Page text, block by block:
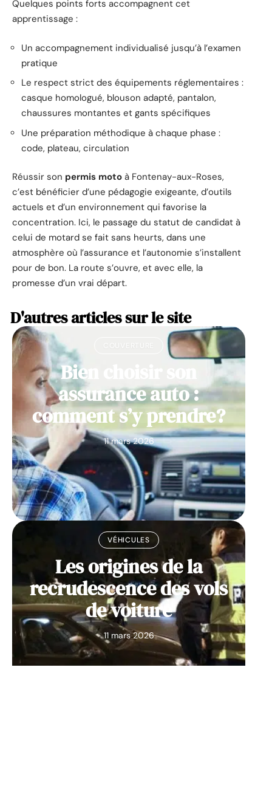
Quelques points forts accompagnent cet
apprentissage :
Un accompagnement individualisé jusqu’à l’examen
pratique
Le respect strict des équipements réglementaires :
casque homologué, blouson adapté, pantalon,
chaussures montantes et gants spécifiques
Une préparation méthodique à chaque phase :
code, plateau, circulation
Réussir son permis moto à Fontenay-aux-Roses,
c’est bénéficier d’une pédagogie exigeante, d’outils
actuels et d’un environnement qui favorise la
concentration. Ici, le passage du statut de candidat à
celui de motard se fait sans heurts, dans une
atmosphère où l’assurance et l’autonomie s’installent
pour de bon. La route s’ouvre, et avec elle, la
promesse d’un vrai départ.
D'autres articles sur le site
Bien choisir son
assurance auto :
comment s’y prendre?
11 mars 2026
VÉHICULES
Les origines de la
recrudescence des vols
de voiture
11 mars 2026